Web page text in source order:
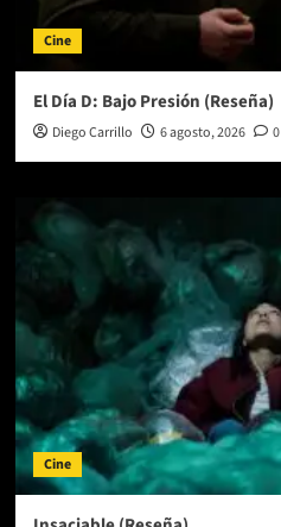
Cine
El Día D: Bajo Presión (Reseña)
Diego Carrillo 6 agosto, 2026 0
Cine